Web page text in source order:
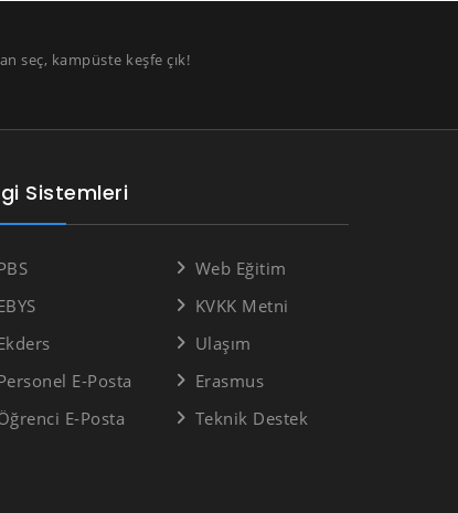
seç, kampüste keşfe çık!
Sistemleri
E-Posta
E-Posta
Web Eğitim
KVKK Metni
Ulaşım
Erasmus
Teknik Destek